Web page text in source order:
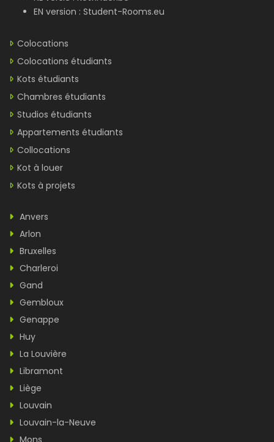
EN version : Student-Rooms.eu
Colocations
Colocations étudiants
Kots étudiants
Chambres étudiants
Studios étudiants
Appartements étudiants
Collocations
Kot à louer
Kots à projets
Anvers
Arlon
Bruxelles
Charleroi
Gand
Gembloux
Genappe
Huy
La Louvière
Libramont
Liège
Louvain
Louvain-la-Neuve